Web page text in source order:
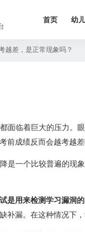
首页 幼儿
越差，是正常现象吗？
面临着巨大的压力。
前成绩反而会越考越
是一个比较普遍的现
是用来检测学习漏洞的
补漏。在这种情况下